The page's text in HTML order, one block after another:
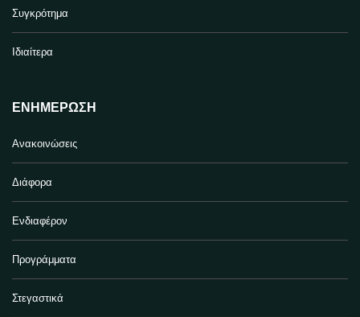
Συγκρότημα
Ιδιαίτερα
ΕΝΗΜΈΡΩΣΗ
Ανακοινώσεις
Διάφορα
Ενδιαφέρον
Προγράμματα
Στεγαστικά